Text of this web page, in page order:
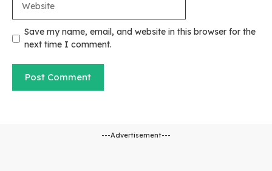
Save my name, email, and website in this browser for the
next time I comment.
---Advertisement---